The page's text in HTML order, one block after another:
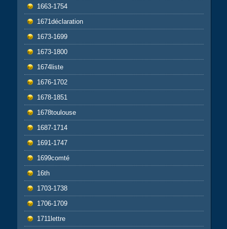
1663-1754
1671déclaration
1673-1699
1673-1800
1674liste
1676-1702
1678-1851
1678toulouse
1687-1714
1691-1747
1699comté
16th
1703-1738
1706-1709
1711lettre